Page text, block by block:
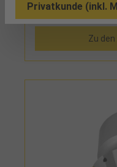
Zu
Privatkunde (inkl.